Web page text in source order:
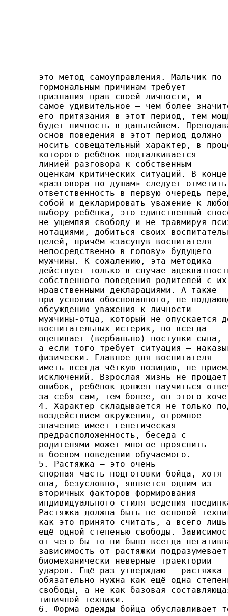
это метод самоуправления. Мальчик по
гормо­нальным причинам требует
признания прав своей личнос­ти, и
самое удивительное — чем более
его притязания в этот период, тем
будет личность в дальнейшем.
основ поведения в этот период должно
носить совещательный характер, в
кото­рого ребёнок подталкивается
линией разговора к собствен­ным
оценкам критических ситуаций. В конце
«разговора по душам» следует отметить
ответственность в первую очередь
собой и декларировать уважение к
выбору ребёнка, это единственный
не ущемляя свободу и не травмируя
нотациями, добиться своих
целей, причём «засунув воспитателя
непосредствен­но в голову» будущего
мужчины. К сожалению, эта методи­ка
действует только в случае
собственного поведения родителей с их
нравственными декларациями. А также
при условии обоснованного, не
об­суждению уважения к личности
мужчины-отца, который не опускается
воспитательных истерик, но всегда
оценива­ет (вербально) поступки сына,
а если того требует ситуация —
физически. Главное для воспитателя —
иметь всегда чёткую позицию, не
исключений. Взрос­лая жизнь не прощает
ошибок, ребёнок должен научиться
за себя сам, тем более, он этого
4. Характер складывается не только
воздействием окружения, огромное
значение имеет генетическая
пред­расположенность, беседа с
родителями может многое про­яснить
в боевом поведении обучаемого.
5. Растяжка — это очень
спорная часть подготовки бой­ца, хотя
она, безусловно, является одним из
вторичных фак­торов формирования
индивидуального стиля ведения
Растяжка должна быть не основой
как это принято считать, а всего лишь
ещё одной степенью свобо­ды.
от чего бы то ни было всегда
зависимость от растяжки подразумевает
биомеханически не­верные траектории
ударов. Ещё раз утверждаю — растяжка
обязательно нужна как ещё одна
свободы, а не как базовая
типичной техники.
6. Форма одежды бойца обуславливает